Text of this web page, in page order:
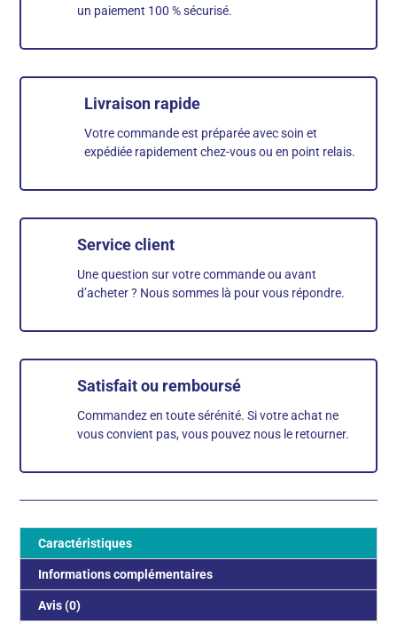
un paiement 100 % sécurisé.
Livraison rapide
Votre commande est préparée avec soin et
expédiée rapidement chez-vous ou en point relais.
Service client
Une question sur votre commande ou avant
d’acheter ? Nous sommes là pour vous répondre.
Satisfait ou remboursé
Commandez en toute sérénité. Si votre achat ne
vous convient pas, vous pouvez nous le retourner.
Caractéristiques
Informations complémentaires
Avis (0)